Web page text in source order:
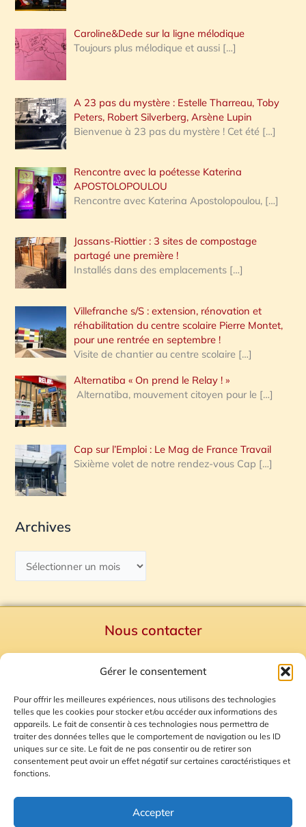
Gérer le consentement
Pour offrir les meilleures expériences, nous utilisons des technologies
telles que les cookies pour stocker et/ou accéder aux informations des
appareils. Le fait de consentir à ces technologies nous permettra de
traiter des données telles que le comportement de navigation ou les ID
uniques sur ce site. Le fait de ne pas consentir ou de retirer son
consentement peut avoir un effet négatif sur certaines caractéristiques et
fonctions.
Accepter
Caroline&Dede sur la ligne mélodique
Toujours plus mélodique et aussi […]
A 23 pas du mystère : Estelle Tharreau, Toby
Peters, Robert Silverberg, Arsène Lupin
Bienvenue à 23 pas du mystère ! Cet été […]
Rencontre avec la poétesse Katerina
APOSTOLOPOULOU
Rencontre avec Katerina Apostolopoulou, […]
Jassans-Riottier : 3 sites de compostage
partagé une première !
Installés dans des emplacements […]
Villefranche s/S : extension, rénovation et
réhabilitation du centre scolaire Pierre Montet,
pour une rentrée en septembre !
Visite de chantier au centre scolaire […]
Alternatiba « On prend le Relay ! »
Alternatiba, mouvement citoyen pour le […]
Cap sur l’Emploi : Le Mag de France Travail
Sixième volet de notre rendez-vous Cap […]
Archives
Nous contacter
Mentions Légales
Plan du site
Gestion des Cookies